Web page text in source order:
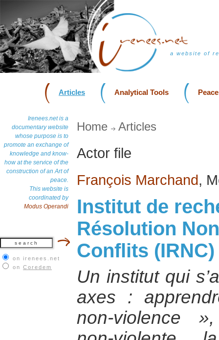
a website of
Articles Analytical Tools
Irenees.net is a
documentary website
whose purpose is to
promote an exchange of
knowledge and know-
how at the service of the
construction of an Art of
peace.
This website is
coordinated by
Modus Operandi
on irenees.net
on Coredem
Home Articles
Actor file
François Marchand,
Institut de
Résolution
Conflits (IRNC)
Un institut qui
axes :
non-violence